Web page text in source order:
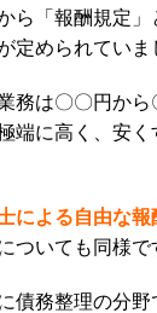
ら「報酬規定
定められていま
務は〇〇円から
端に高く、安く
による自由な報
ついても同様で
債務整理の分